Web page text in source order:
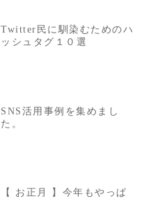
Twitter民に馴染むためのハ
ッシュタグ１０選
SNS活用事例を集めまし
た。
【 お正月 】今年もやっぱ